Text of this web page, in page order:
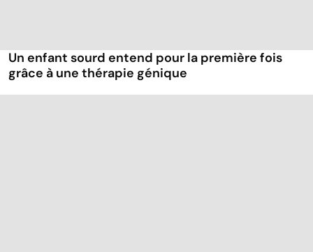
Un enfant sourd entend pour la première fois
grâce à une thérapie génique